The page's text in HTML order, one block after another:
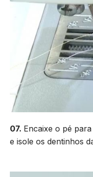
07. Encaixe o pé
e isole os dentinhos